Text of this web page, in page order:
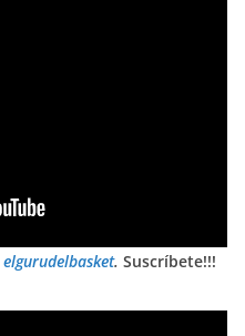
elgurudelbasket. Suscríbete!!!